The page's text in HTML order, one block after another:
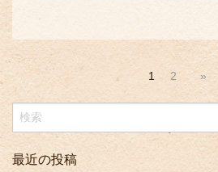
1 2 »
最近の投稿